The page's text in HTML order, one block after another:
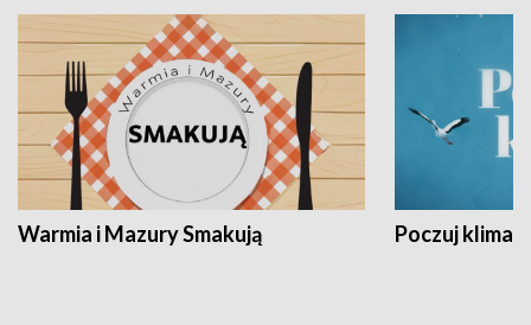
Warmia i Mazury Smakują Poczuj klimat